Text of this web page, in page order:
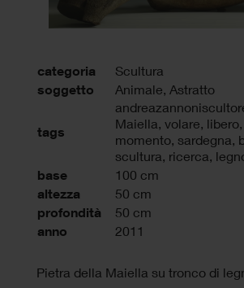
categoria Scultura
soggetto Animale, Astratto
tags
Maiella volare libero
momento sardegna
scultura ricerca
base 100 cm
altezza 50 cm
profondità 50 cm
anno 2011
Pietra della Maiella su tronco di